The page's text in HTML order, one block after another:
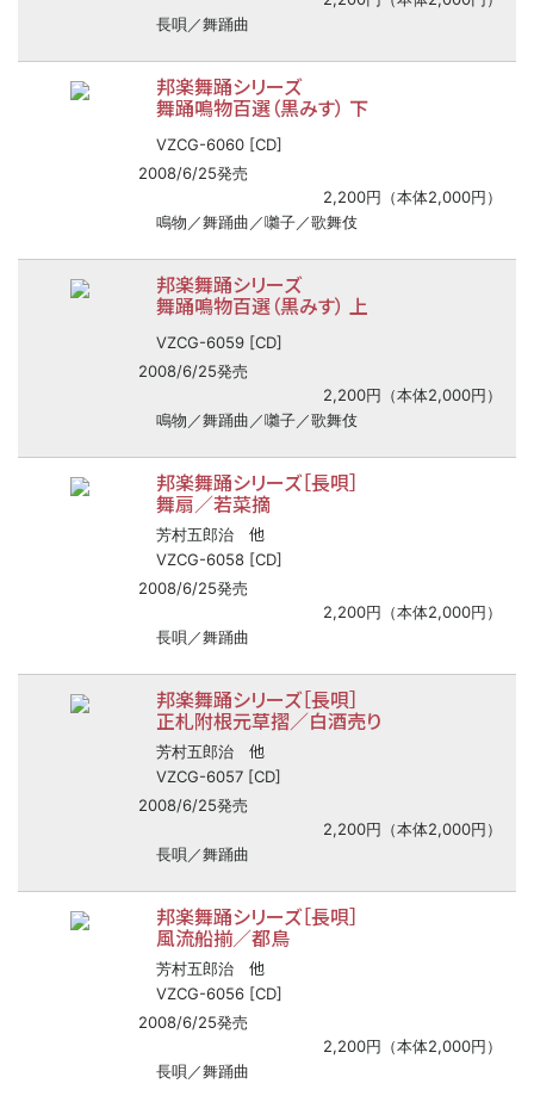
長唄／舞踊曲
邦楽舞踊シリーズ
舞踊鳴物百選（黒みす） 下
VZCG-6060 [CD]
2008/6/25発売
2,200円（本体2,000円）
鳴物／舞踊曲／囃子／歌舞伎
邦楽舞踊シリーズ
舞踊鳴物百選（黒みす） 上
VZCG-6059 [CD]
2008/6/25発売
2,200円（本体2,000円）
鳴物／舞踊曲／囃子／歌舞伎
邦楽舞踊シリーズ［長唄］
舞扇／若菜摘
芳村五郎治 他
VZCG-6058 [CD]
2008/6/25発売
2,200円（本体2,000円）
長唄／舞踊曲
邦楽舞踊シリーズ［長唄］
正札附根元草摺／白酒売り
芳村五郎治 他
VZCG-6057 [CD]
2008/6/25発売
2,200円（本体2,000円）
長唄／舞踊曲
邦楽舞踊シリーズ［長唄］
風流船揃／都鳥
芳村五郎治 他
VZCG-6056 [CD]
2008/6/25発売
2,200円（本体2,000円）
長唄／舞踊曲